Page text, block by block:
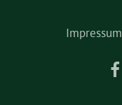
Impressum